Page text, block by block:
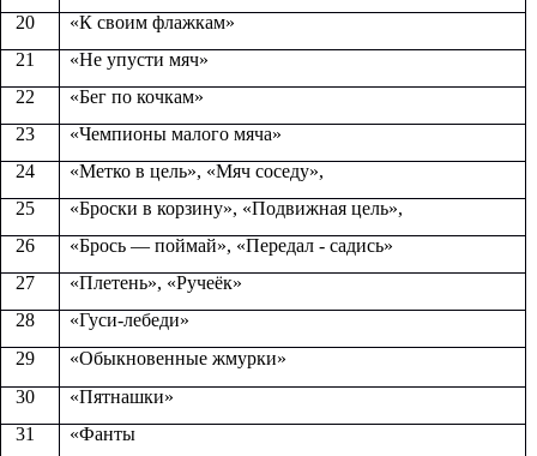
20
«К своим флажкам»
21
«Не упусти мяч»
22
«Бег по кочкам»
23
«Чемпионы малого мяча»
24
«Метко в цель», «Мяч соседу»,
25
«Броски в корзину», «Подвижная цель»,
26
«Брось — поймай», «Передал - садись»
27
«Плетень», «Ручеёк»
28
«Гуси-лебеди»
29
«Обыкновенные жмурки»
30
«Пятнашки»
31
«Фанты